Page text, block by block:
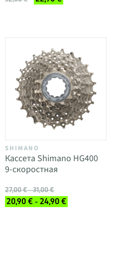
SHIMANO
Кассета Shimano HG400
9-скоростная
27,00 € - 31,00 €
20,90 € - 24,90 €